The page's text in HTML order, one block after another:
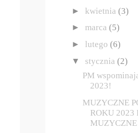
► kwietnia (3)
► marca (5)
► lutego (6)
▼ stycznia (2)
PM
2023!
MUZYCZNE
ROKU 2023
MUZYCZNE